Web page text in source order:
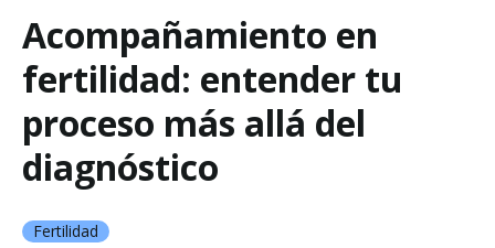
Acompañamiento en
fertilidad: entender tu
proceso más allá del
diagnóstico
Fertilidad